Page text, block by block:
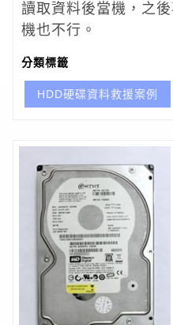
讀取資料後當機，之
機也不行。
分類標籤
HDD硬碟資料救援案例